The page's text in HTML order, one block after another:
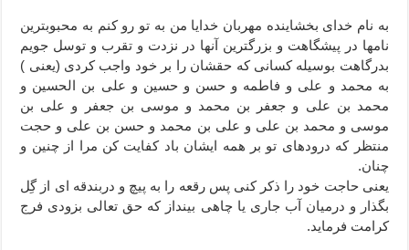
به نام خداى بخشاينده مهربان خدايا من به تو رو كنم به محبوبترين
نامها در پيشگاهت و بزرگترين آنها در نزدت و تقرب و توسل جويم
بدرگاهت بوسيله كسانى كه حقشان را بر خود واجب كردى (يعنى )
به محمد و على و فاطمه و حسن و حسين و على بن الحسين و
محمد بن على و جعفر بن محمد و موسى بن جعفر و على بن
موسى و محمد بن على و على بن محمد و حسن بن على و حجت
منتظر كه درودهاى تو بر همه ايشان باد كفايت كن مرا از چنين و
چنان.
يعنى حاجت خود را ذكر كنى پس رقعه را به پيچ و دربندقه اى از گِل
بگذار و درميان آب جارى يا چاهى بينداز كه حق تعالى بزودى فرج
كرامت فرمايد.